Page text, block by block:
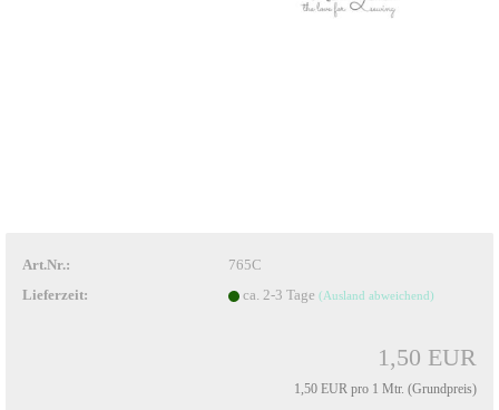
Art.Nr.:
765C
Lieferzeit:
ca. 2-3 Tage (Ausland abweichend)
1,50 EUR
1,50 EUR pro 1 Mtr. (Grundpreis)